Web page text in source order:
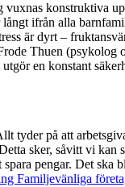
konstruktiva
ifrån alla
är dyrt –
Thuen
en konstant
tyder på att
sker, såvitt vi kan
pengar. Det ska
Familjevänliga